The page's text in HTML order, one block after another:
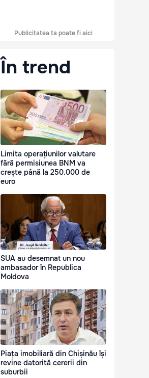
Publicitatea ta poate fi aici
În trend
Limita operațiunilor valutare
fără permisiunea BNM va
crește până la 250.000 de
euro
SUA au desemnat un nou
ambasador în Republica
Moldova
Piața imobiliară din Chișinău își
revine datorită cererii din
suburbii